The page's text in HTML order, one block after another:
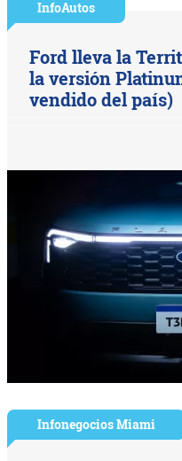
InfoAutos
Ford lleva la
la versión
vendido del país)
Infonegocios Miami